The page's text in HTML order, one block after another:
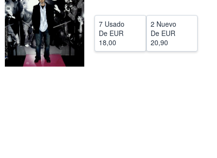
7 Usado
De EUR
18,00
2 Nuevo
De EUR
20,90